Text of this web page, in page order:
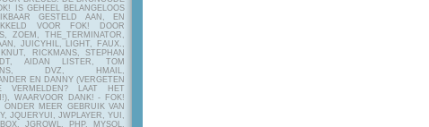
IS GEHEEL BELANGELOOS
GESTELD AAN, EN
VOOR FOK! DOOR
ZOEM, THE_TERMINATOR,
JUICYHIL, LIGHT, FAUX.,
RICKMANS, STEPHAN
AIDAN LISTER, TOM
DVZ, HMAIL,
EN DANNY (VERGETEN
VERMELDEN? LAAT HET
WAARVOOR DANK! - FOK!
ONDER MEER GEBRUIK VAN
JQUERYUI, JWPLAYER, YUI,
JGROWL, PHP, MYSQL,